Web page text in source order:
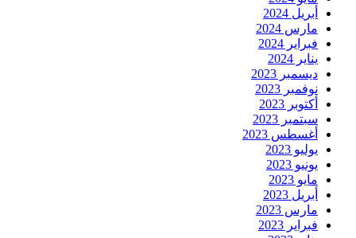
أبريل 2024
مارس 2024
فبراير 2024
يناير 2024
ديسمبر 2023
نوفمبر 2023
أكتوبر 2023
سبتمبر 2023
أغسطس 2023
يوليو 2023
يونيو 2023
مايو 2023
أبريل 2023
مارس 2023
فبراير 2023